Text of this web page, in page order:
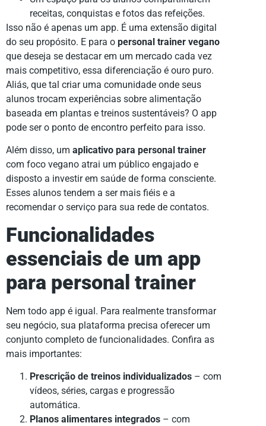
receitas, conquistas e fotos das refeições.
Isso não é apenas um app. É uma extensão digital
do seu propósito. E para o personal trainer vegano
que deseja se destacar em um mercado cada vez
mais competitivo, essa diferenciação é ouro puro.
Aliás, que tal criar uma comunidade onde seus
alunos trocam experiências sobre alimentação
baseada em plantas e treinos sustentáveis? O app
pode ser o ponto de encontro perfeito para isso.
Além disso, um aplicativo para personal trainer
com foco vegano atrai um público engajado e
disposto a investir em saúde de forma consciente.
Esses alunos tendem a ser mais fiéis e a
recomendar o serviço para sua rede de contatos.
Funcionalidades
essenciais de um app
para personal trainer
Nem todo app é igual. Para realmente transformar
seu negócio, sua plataforma precisa oferecer um
conjunto completo de funcionalidades. Confira as
mais importantes:
Prescrição de treinos individualizados – com
vídeos, séries, cargas e progressão
automática.
Planos alimentares integrados – com